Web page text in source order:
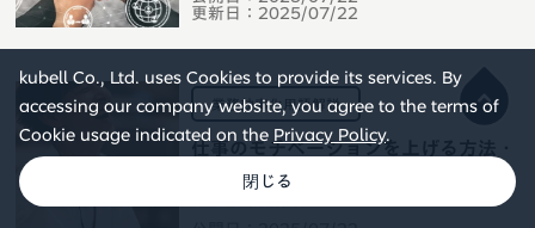
kubell Co., Ltd. uses Cookies to provide its services. By
accessing our company website, you agree to the terms of
Cookie usage indicated on the Privacy Policy.
更新日： 2025/07/22
業務効率化用語解説
仕事のモチベーションを上げる方法・
維持する方法は？すぐに実践できるコ